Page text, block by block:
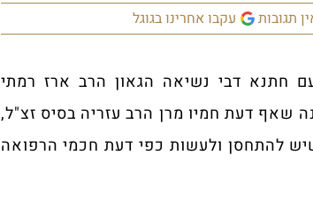
תגובות עקבו אחרינו בגוגל
חתנא דבי נשיאה הגאון הרב ארז רמתי
שאף דעת חמיו מרן הרב עזריה בסיס זצ"ל,
להתחסן ולעשות כפי דעת חכמי הרפואה